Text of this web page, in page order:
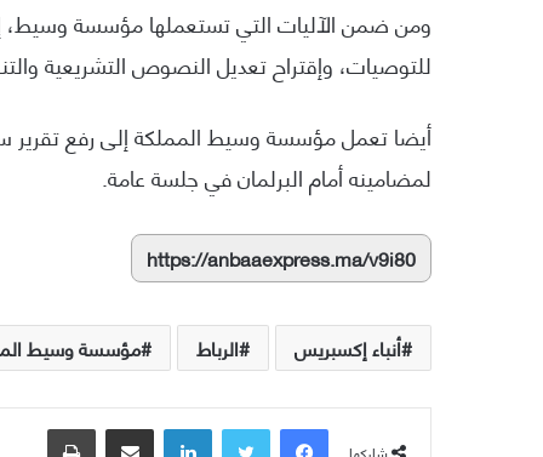
ومن ضمن الآليات التي تستعملها مؤسسة وسيط،
للتوصيات، وإقتراح تعديل النصوص التشريعية
أيضا تعمل مؤسسة وسيط المملكة إلى رفع تقرير
لمضامينه أمام البرلمان في جلسة عامة.
https://anbaaexpress.ma/v9i80
أنباء إكسبريس الرباط مؤسسة وسيط
فيسبوك